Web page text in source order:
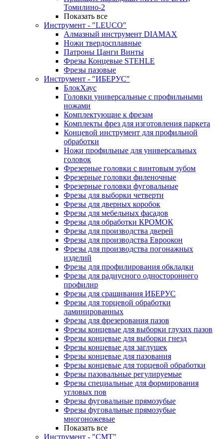
Томилино-2
Показать все
Инструмент - "LEUCO"
Алмазный инструмент DIAMAX
Ножи твердосплавные
Патроны Цанги Винты
Фрезы Концевые STEHLE
Фрезы пазовые
Инструмент - "ИБЕРУС"
БлокХаус
Головки универсальные с профильными
ножами
Комплектующие к фрезам
Комплекты фрез для изготовления паркета
Концевой инструмент для профильной
обработки
Ножи профильные для универсальных
головок
Фрезерные головки с винтовым зубом
Фрезерные головки филеночные
Фрезерные головки фуговальные
Фрезы для выборки четверти
Фрезы для дверных коробок
Фрезы для мебельных фасадов
Фрезы для обработки КРОМОК
Фрезы для производства дверей
Фрезы для производства Евроокон
Фрезы для производства погонажных
изделий
Фрезы для профилирования обкладки
Фрезы для радиусного одностороннего
профилир
Фрезы для сращивания ИБЕРУС
Фрезы для торцевой обработки
ламинированных
Фрезы для фрезерования пазов
Фрезы концевые для выборки глухих пазов
Фрезы концевые для выборки гнезд
Фрезы концевые для заглушек
Фрезы концевые для пазования
Фрезы концевые для торцевой обработки
Фрезы пазовальные регулируемые
Фрезы специальные для формирования
угловых пов
Фрезы фуговальные прямозубые
Фрезы фуговальные прямозубые
многоножевые
Показать все
Инструмент - "СМТ"